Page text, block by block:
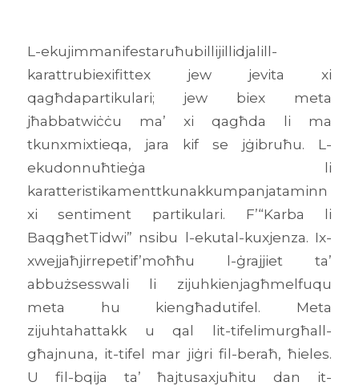
L-ekujimmanifestaruħubillijillidjalill-
karattrubiexifittex jew jevita xi
qagħdapartikulari; jew biex meta
jħabbatwiċċu ma’ xi qagħda li ma
tkunxmixtieqa, jara kif se jġibruħu. L-
ekudonnuħtieġa li
karatteristikamenttkunakkumpanjataminn
xi sentiment partikulari. F’“Karba li
BaqgħetTidwi” nsibu l-ekutal-kuxjenza. Ix-
xwejjaħjirrepetif’moħħu l-ġrajjiet ta’
abbużsesswali li zijuhkienjagħmelfuqu
meta hu kiengħadutifel. Meta
zijuhtahattakk u qal lit-tifelimurgħall-
għajnuna, it-tifel mar jiġri fil-beraħ, ħieles.
U fil-bqija ta’ ħajtusaxjuħitu dan it-